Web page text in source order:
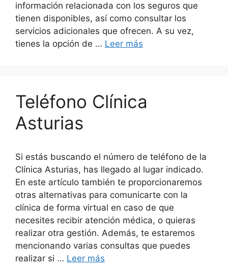
información relacionada con los seguros que
tienen disponibles, así como consultar los
servicios adicionales que ofrecen. A su vez,
tienes la opción de … Leer más
Teléfono Clínica
Asturias
Si estás buscando el número de teléfono de la
Clínica Asturias, has llegado al lugar indicado.
En este artículo también te proporcionaremos
otras alternativas para comunicarte con la
clínica de forma virtual en caso de que
necesites recibir atención médica, o quieras
realizar otra gestión. Además, te estaremos
mencionando varias consultas que puedes
realizar si … Leer más